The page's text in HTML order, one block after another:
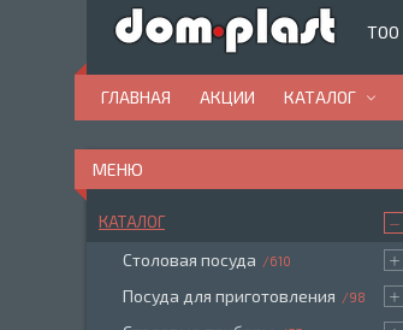
ТОО
ГЛАВНАЯ АКЦИИ КАТАЛОГ
КАТАЛОГ
Столовая посуда 610
Посуда для приготовления 98